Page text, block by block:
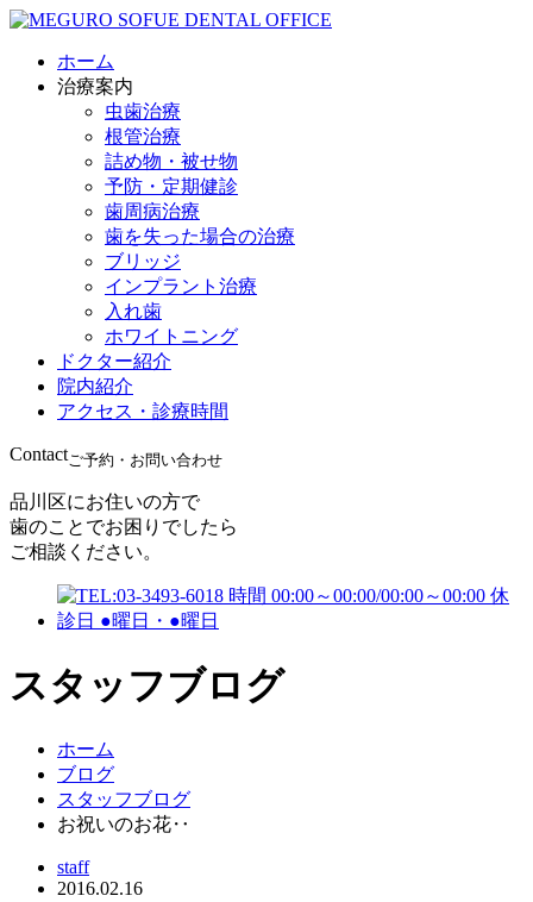
ホーム
治療案内
虫歯治療
根管治療
詰め物・被せ物
予防・定期健診
歯周病治療
歯を失った場合の治療
ブリッジ
インプラント治療
入れ歯
ホワイトニング
ドクター紹介
院内紹介
アクセス・診療時間
Contactご予約・お問い合わせ
品川区にお住いの方で
歯のことでお困りでしたら
ご相談ください。
スタッフブログ
ホーム
ブログ
スタッフブログ
お祝いのお花‥
staff
2016.02.16